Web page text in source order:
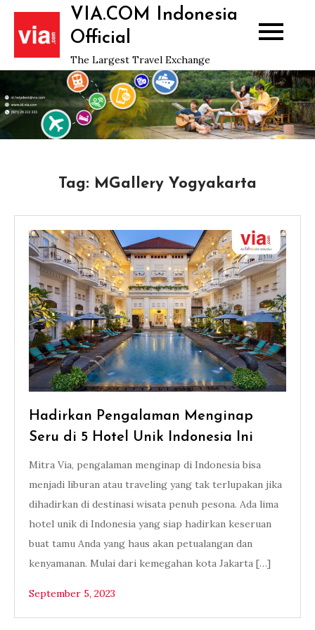
Skip
content
VIA.COM Indonesia
Official
The Largest Travel Exchange
Tag: MGallery Yogyakarta
Hadirkan Pengalaman Menginap
Seru di 5 Hotel Unik Indonesia Ini
Mitra Via, pengalaman menginap di Indonesia bisa
menjadi liburan atau traveling yang tak terlupakan jika
dihadirkan di destinasi wisata penuh pesona. Ada lima
hotel unik di Indonesia yang siap hadirkan keseruan
buat tamu Anda yang haus akan petualangan dan
kenyamanan. Mulai dari kemegahan kota Jakarta […]
September 5, 2023